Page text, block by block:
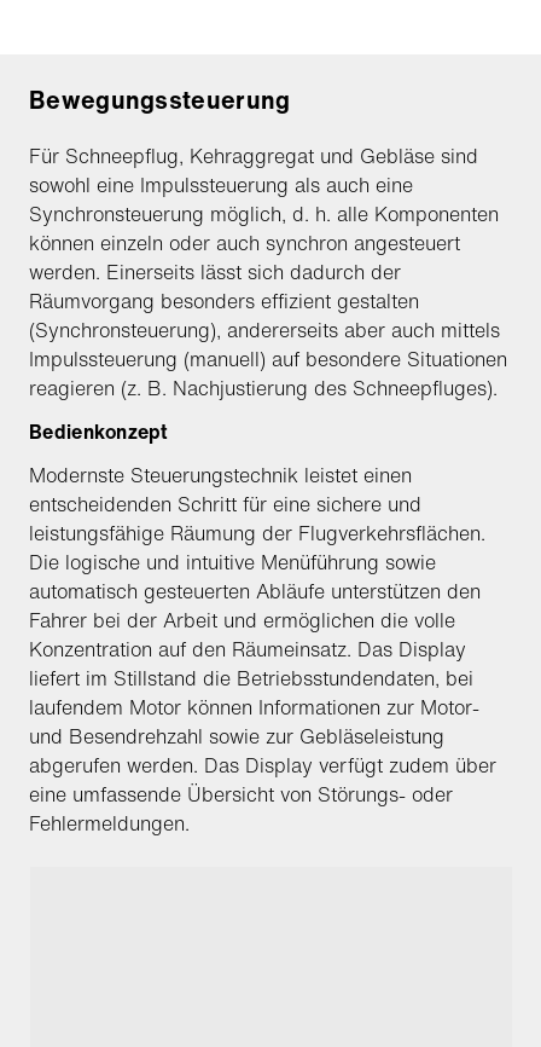
Bewegungssteuerung
Für Schneepflug, Kehraggregat und Gebläse sind
sowohl eine Impulssteuerung als auch eine
Synchronsteuerung möglich, d. h. alle Komponenten
können einzeln oder auch synchron angesteuert
werden. Einerseits lässt sich dadurch der
Räumvorgang besonders effizient gestalten
(Synchronsteuerung), andererseits aber auch mittels
Impulssteuerung (manuell) auf besondere Situationen
reagieren (z. B. Nachjustierung des Schneepfluges).
Bedienkonzept
Modernste Steuerungstechnik leistet einen
entscheidenden Schritt für eine sichere und
leistungsfähige Räumung der Flugverkehrsflächen.
Die logische und intuitive Menüführung sowie
automatisch gesteuerten Abläufe unterstützen den
Fahrer bei der Arbeit und ermöglichen die volle
Konzentration auf den Räumeinsatz. Das Display
liefert im Stillstand die Betriebsstundendaten, bei
laufendem Motor können Informationen zur Motor-
und Besendrehzahl sowie zur Gebläseleistung
abgerufen werden. Das Display verfügt zudem über
eine umfassende Übersicht von Störungs- oder
Fehlermeldungen.